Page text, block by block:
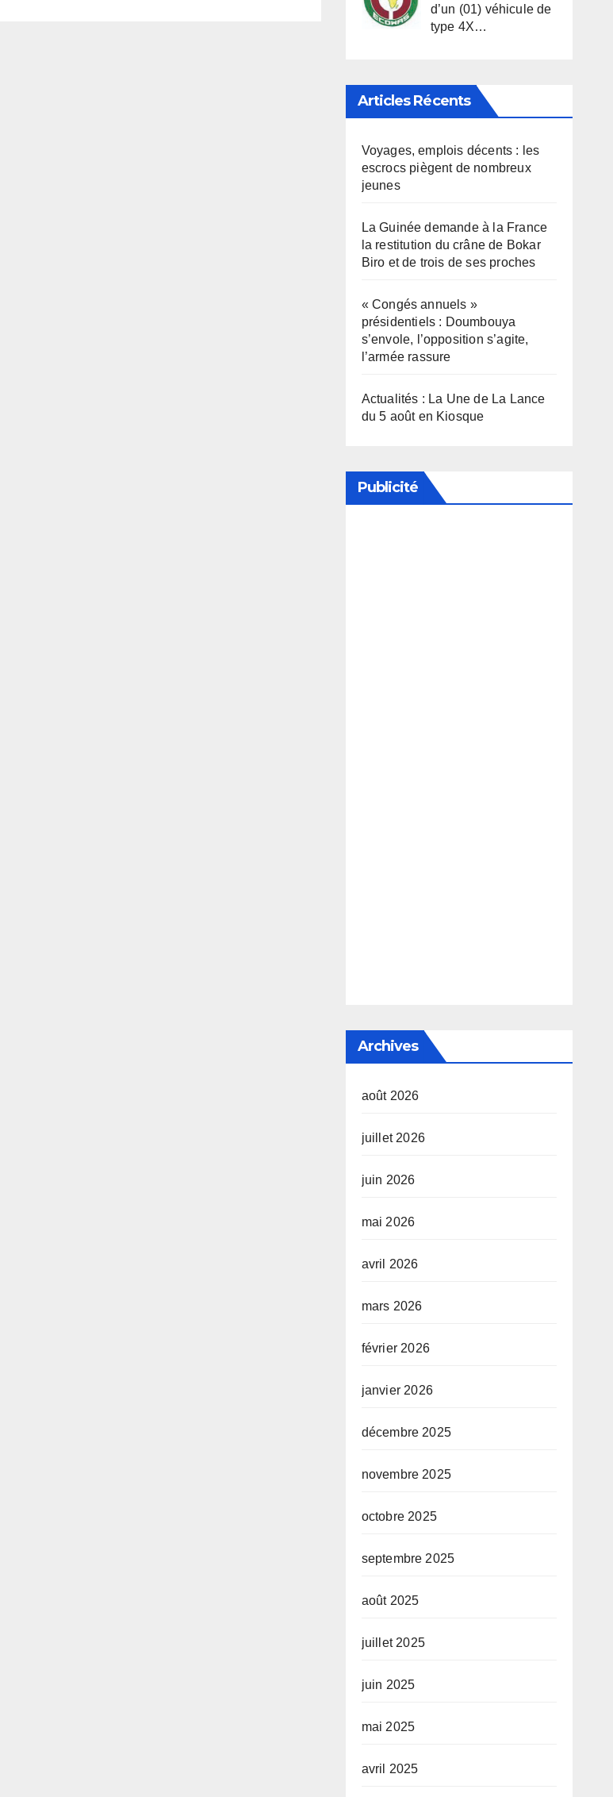
d’un (01) véhicule de
type 4X…
Articles Récents
Voyages, emplois décents : les
escrocs piègent de nombreux
jeunes
La Guinée demande à la France
la restitution du crâne de Bokar
Biro et de trois de ses proches
« Congés annuels »
présidentiels : Doumbouya
s’envole, l’opposition s’agite,
l’armée rassure
Actualités : La Une de La Lance
du 5 août en Kiosque
Publicité
Archives
août 2026
juillet 2026
juin 2026
mai 2026
avril 2026
mars 2026
février 2026
janvier 2026
décembre 2025
novembre 2025
octobre 2025
septembre 2025
août 2025
juillet 2025
juin 2025
mai 2025
avril 2025